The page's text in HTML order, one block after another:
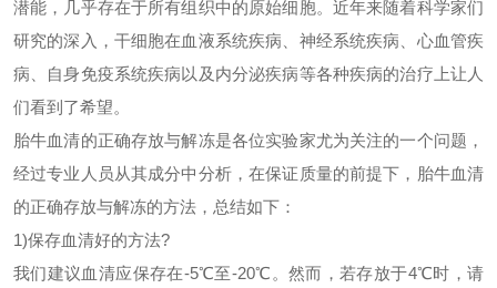
潜能，几乎存在于所有组织中的原始细胞。近年来随着科学家们
研究的深入，干细胞在血液系统疾病、神经系统疾病、心血管疾
病、自身免疫系统疾病以及内分泌疾病等各种疾病的治疗上让人
们看到了希望。
胎牛血清的正确存放与解冻是各位实验家尤为关注的一个问题，
经过专业人员从其成分中分析，在保证质量的前提下，胎牛血清
的正确存放与解冻的方法，总结如下：
1)保存血清好的方法?
我们建议血清应保存在-5℃至-20℃。然而，若存放于4℃时，请